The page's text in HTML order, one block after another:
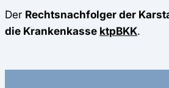
Der Rechtsnachfolger der
die Krankenkasse ktpBKK.